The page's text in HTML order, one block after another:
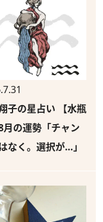
子の星占い 【水瓶
月の運勢「チャン
なく。選択が…」